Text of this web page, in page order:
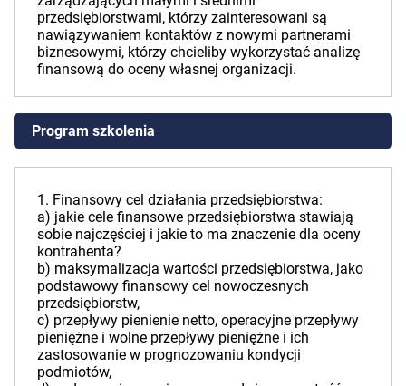
przedsiębiorstwami, którzy zainteresowani są
nawiązywaniem kontaktów z nowymi partnerami
biznesowymi, którzy chcieliby wykorzystać analizę
finansową do oceny własnej organizacji.
Program szkolenia
1. Finansowy cel działania przedsiębiorstwa:
a) jakie cele finansowe przedsiębiorstwa stawiają
sobie najczęściej i jakie to ma znaczenie dla oceny
kontrahenta?
b) maksymalizacja wartości przedsiębiorstwa, jako
podstawowy finansowy cel nowoczesnych
przedsiębiorstw,
c) przepływy pienienie netto, operacyjne przepływy
pieniężne i wolne przepływy pieniężne i ich
zastosowanie w prognozowaniu kondycji
podmiotów,